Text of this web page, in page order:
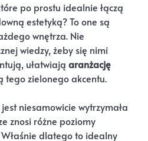
po prostu idealnie łączą
estetyką? To one są
wnętrza. Nie
wiedzy, żeby się nimi
ułatwiają aranżację
tego zielonego akcentu.
jest niesamowicie wytrzymała
znosi różne poziomy
dlatego to idealny